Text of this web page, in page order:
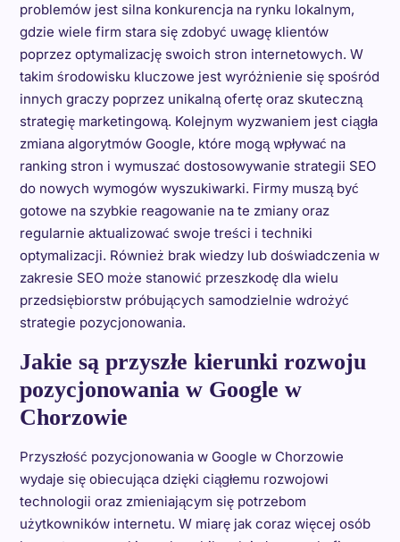
problemów jest silna konkurencja na rynku lokalnym,
gdzie wiele firm stara się zdobyć uwagę klientów
poprzez optymalizację swoich stron internetowych. W
takim środowisku kluczowe jest wyróżnienie się spośród
innych graczy poprzez unikalną ofertę oraz skuteczną
strategię marketingową. Kolejnym wyzwaniem jest ciągła
zmiana algorytmów Google, które mogą wpływać na
ranking stron i wymuszać dostosowywanie strategii SEO
do nowych wymogów wyszukiwarki. Firmy muszą być
gotowe na szybkie reagowanie na te zmiany oraz
regularnie aktualizować swoje treści i techniki
optymalizacji. Również brak wiedzy lub doświadczenia w
zakresie SEO może stanowić przeszkodę dla wielu
przedsiębiorstw próbujących samodzielnie wdrożyć
strategie pozycjonowania.
Jakie są przyszłe kierunki rozwoju
pozycjonowania w Google w
Chorzowie
Przyszłość pozycjonowania w Google w Chorzowie
wydaje się obiecująca dzięki ciągłemu rozwojowi
technologii oraz zmieniającym się potrzebom
użytkowników internetu. W miarę jak coraz więcej osób